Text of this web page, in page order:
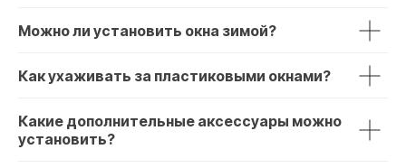
Можно ли установить окна зимой?
Как ухаживать за пластиковыми окнами?
Какие дополнительные аксессуары можно
установить?